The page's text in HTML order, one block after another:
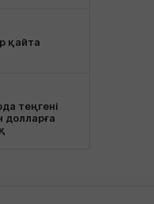
қайта
теңгені
долларға